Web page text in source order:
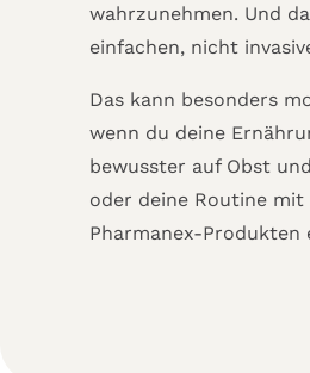
wahrzunehmen. Und
einfachen, nicht
Das kann besonders
wenn du deine
bewusster auf Obst
oder deine Routine mit
Pharmanex-Produkten